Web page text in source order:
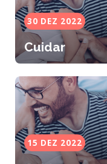
30 DEZ 2022
Cuidar
15 DEZ 2022